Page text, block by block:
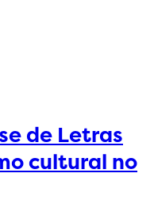
de Letras
cultural no